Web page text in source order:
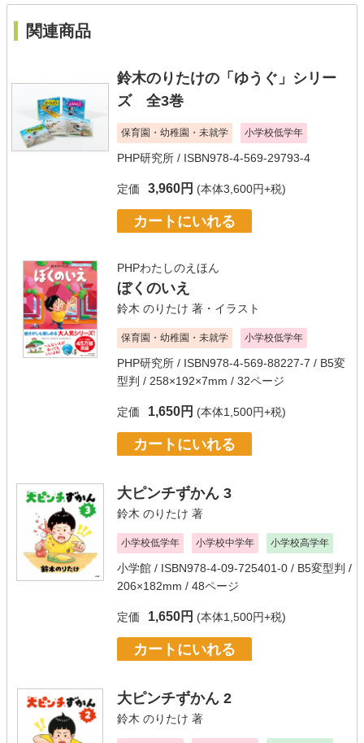
関連商品
鈴木のりたけの「ゆうぐ」シリー
ズ 全3巻
保育園・幼稚園・未就学 小学校低学年
PHP研究所 / ISBN978-4-569-29793-4
定価 3,960円 (本体3,600円+税)
カートにいれる
PHPわたしのえほん
ぼくのいえ
鈴木 のりたけ 著・イラスト
保育園・幼稚園・未就学 小学校低学年
PHP研究所 / ISBN978-4-569-88227-7 / B5変
型判 / 258×192×7mm / 32ページ
定価 1,650円 (本体1,500円+税)
カートにいれる
大ピンチずかん 3
鈴木 のりたけ 著
小学校低学年 小学校中学年 小学校高学年
小学館 / ISBN978-4-09-725401-0 / B5変型判 /
206×182mm / 48ページ
定価 1,650円 (本体1,500円+税)
カートにいれる
大ピンチずかん 2
鈴木 のりたけ 著